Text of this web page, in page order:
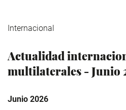
Internacional
Actualidad
multilaterales - Junio
Junio 2026